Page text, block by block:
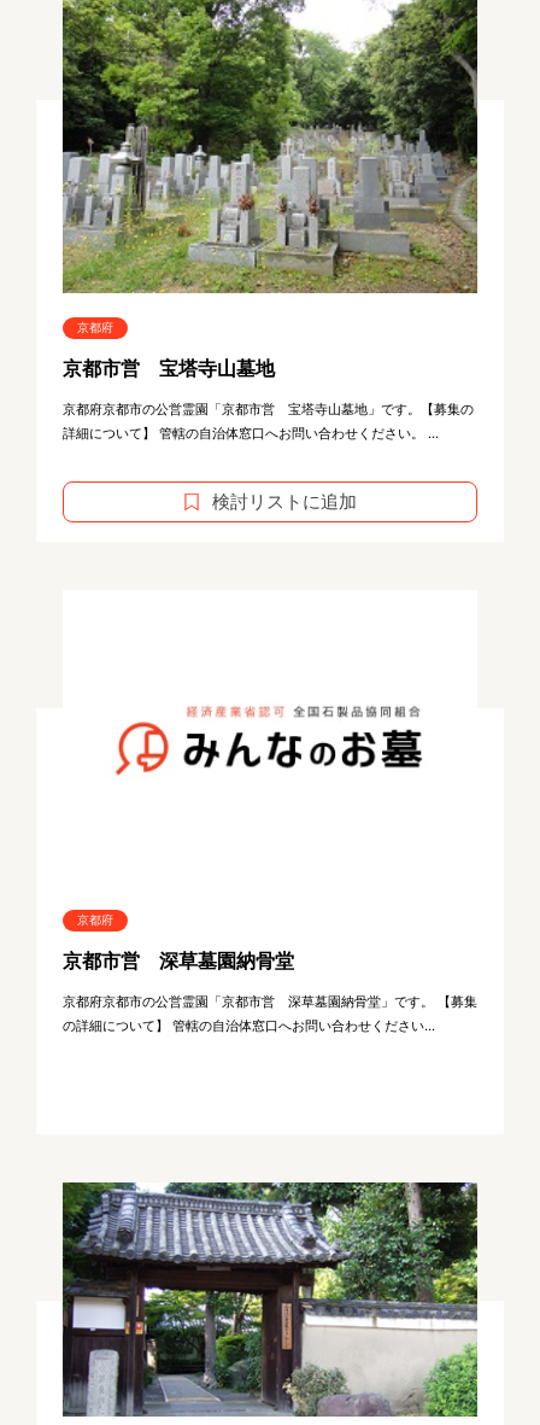
京都府
京都市営 宝塔寺山墓地
京都府京都市の公営霊園「京都市営 宝塔寺山墓地」です。【募集の
詳細について】 管轄の自治体窓口へお問い合わせください。 ...
検討リストに追加
京都府
京都市営 深草墓園納骨堂
京都府京都市の公営霊園「京都市営 深草墓園納骨堂」です。 【募集
の詳細について】 管轄の自治体窓口へお問い合わせください...